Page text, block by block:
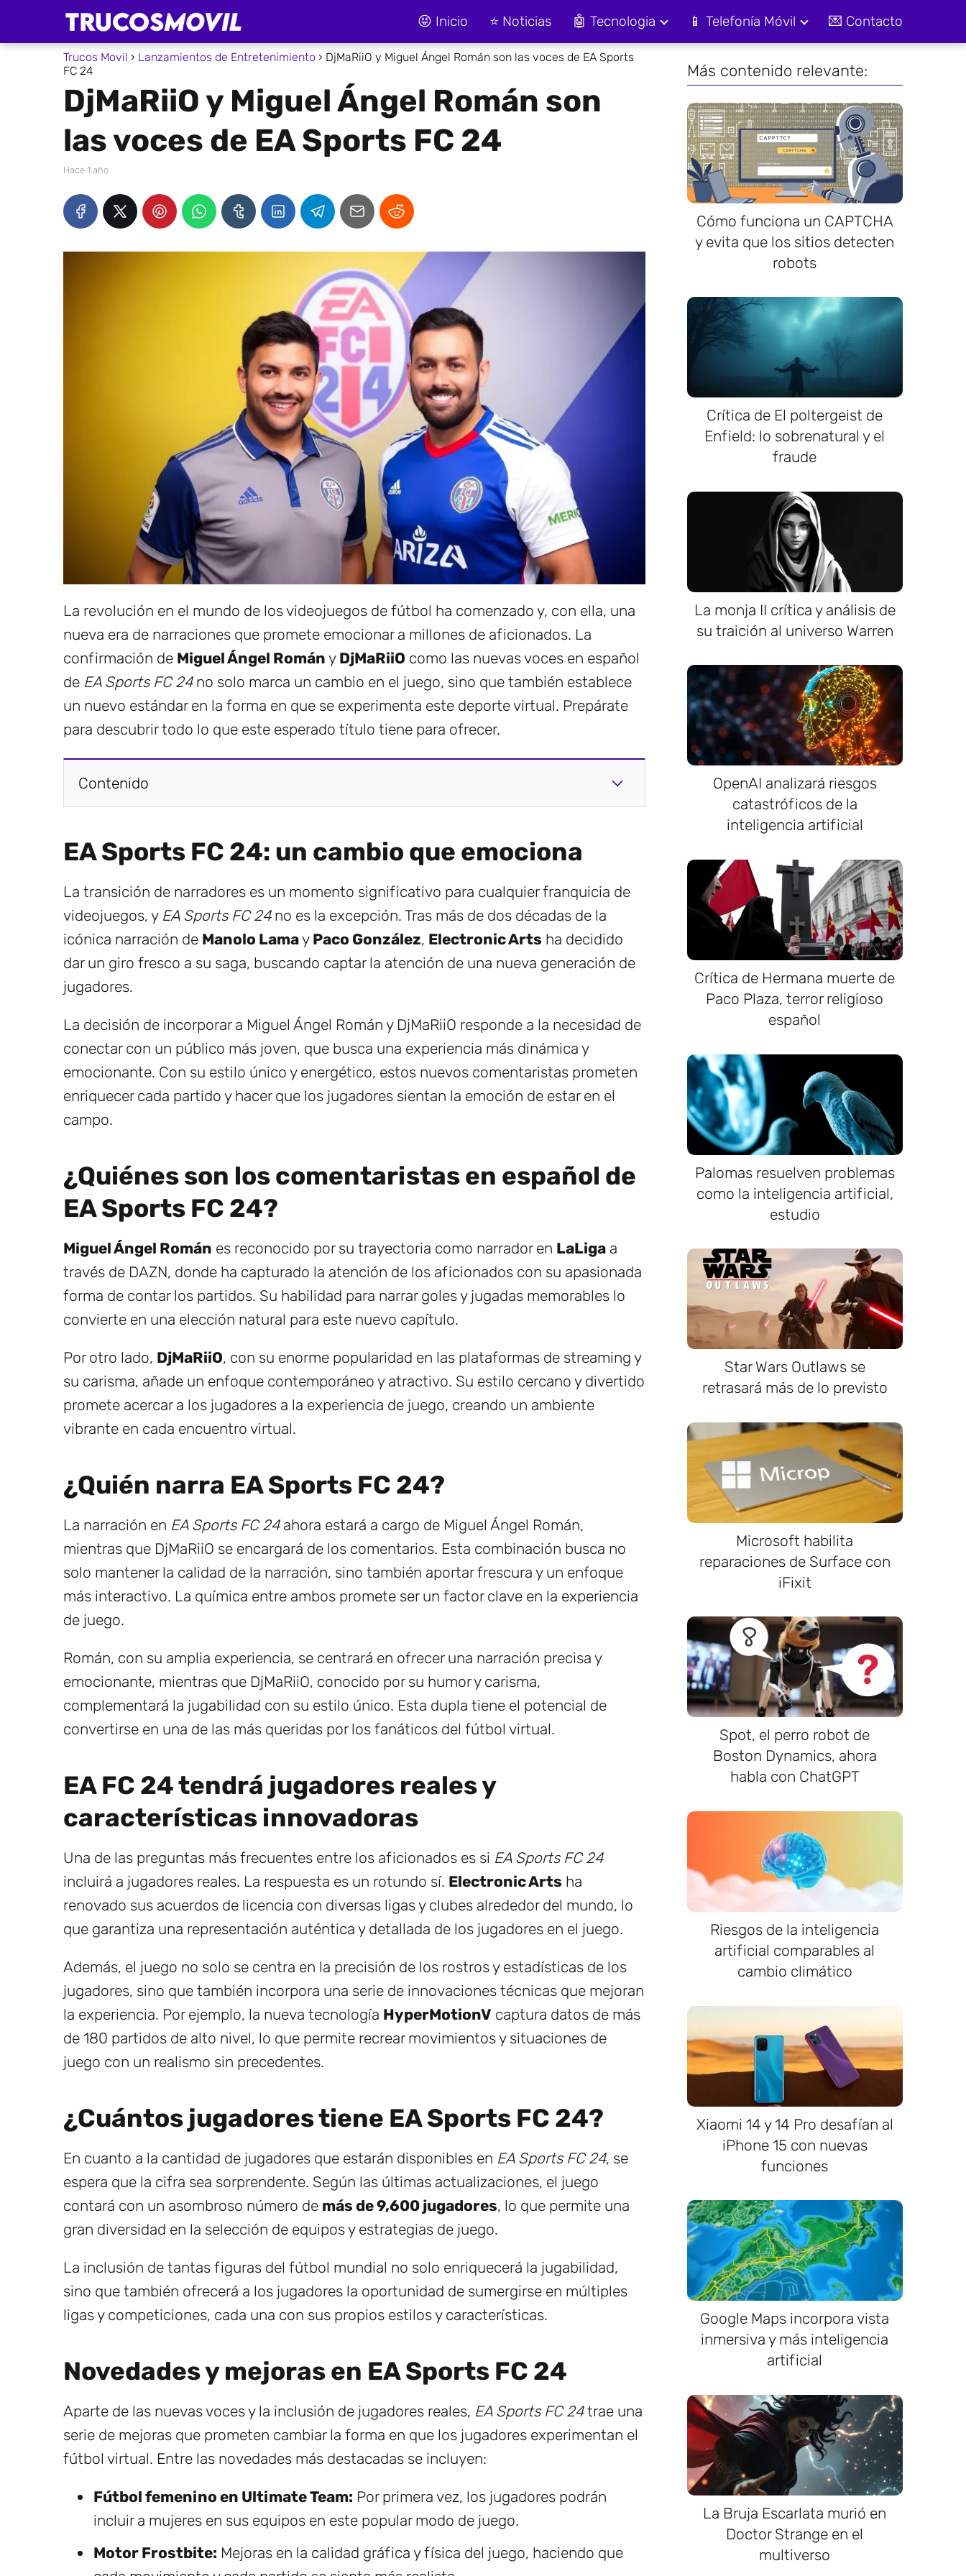
😝 Inicio ⭐ Noticias 🤖 Tecnologia 📱 Telefonía Móvil 💌 Contacto
Trucos Movil Lanzamientos de Entretenimiento
DjMaRiiO y Miguel Ángel Román son las voces de EA Sports
FC 24
DjMaRiiO y Miguel Ángel Román son
las voces de EA Sports FC 24
hace 1 año
La revolución en el mundo de los videojuegos de fútbol ha comenzado y, con ella, una
nueva era de narraciones que promete emocionar a millones de aficionados. La
confirmación de Miguel Ángel Román y DjMaRiiO como las nuevas voces en español
de EA Sports FC 24no solo marca un cambio en el juego, sino que también establece
un nuevo estándar en la forma en que se experimenta este deporte virtual. Prepárate
para descubrir todo lo que este esperado título tiene para ofrecer.
Contenido
EA Sports FC 24: un cambio que emociona
La transición de narradores es un momento significativo para cualquier franquicia de
videojuegos, y EA Sports FC 24no es la excepción. Tras más de dos décadas de la
icónica narración de Manolo Lamay Paco González, Electronic Arts ha decidido
dar un giro fresco a su saga, buscando captar la atención de una nueva generación de
jugadores.
La decisión de incorporar a Miguel Ángel Román y DjMaRiiO responde a la necesidad de
conectar con un público más joven, que busca una experiencia más dinámica y
emocionante. Con su estilo único y energético, estos nuevos comentaristas prometen
enriquecer cada partido y hacer que los jugadores sientan la emoción de estar en el
campo.
¿Quiénes son los comentaristas en español de
EA Sports FC 24?
Miguel Ángel Román es reconocido por su trayectoria como narrador en LaLiga a
través de DAZN, donde ha capturado la atención de los aficionados con su apasionada
forma de contar los partidos. Su habilidad para narrar goles y jugadas memorables lo
convierte en una elección natural para este nuevo capítulo.
Por otro lado, DjMaRiiO, con su enorme popularidad en las plataformas de streaming y
su carisma, añade un enfoque contemporáneo y atractivo. Su estilo cercano y divertido
promete acercar a los jugadores a la experiencia de juego, creando un ambiente
vibrante en cada encuentro virtual.
¿Quién narra EA Sports FC 24?
La narración en EA Sports FC 24ahora estará a cargo de Miguel Ángel Román,
mientras que DjMaRiiO se encargará de los comentarios. Esta combinación busca no
solo mantener la calidad de la narración, sino también aportar frescura y un enfoque
más interactivo. La química entre ambos promete ser un factor clave en la experiencia
de juego.
Román, con su amplia experiencia, se centrará en ofrecer una narración precisa y
emocionante, mientras que DjMaRiiO, conocido por su humor y carisma,
complementará la jugabilidad con su estilo único. Esta dupla tiene el potencial de
convertirse en una de las más queridas por los fanáticos del fútbol virtual.
EA FC 24 tendrá jugadores reales y
características innovadoras
Una de las preguntas más frecuentes entre los aficionados es si EA Sports FC 24
incluirá a jugadores reales. La respuesta es un rotundo sí. Electronic Arts ha
renovado sus acuerdos de licencia con diversas ligas y clubes alrededor del mundo, lo
que garantiza una representación auténtica y detallada de los jugadores en el juego.
Además, el juego no solo se centra en la precisión de los rostros y estadísticas de los
jugadores, sino que también incorpora una serie de innovaciones técnicas que mejoran
la experiencia. Por ejemplo, la nueva tecnología HyperMotionV captura datos de más
de 180 partidos de alto nivel, lo que permite recrear movimientos y situaciones de
juego con un realismo sin precedentes.
¿Cuántos jugadores tiene EA Sports FC 24?
En cuanto a la cantidad de jugadores que estarán disponibles en EA Sports FC 24, se
espera que la cifra sea sorprendente. Según las últimas actualizaciones, el juego
contará con un asombroso número de más de 9,600 jugadores, lo que permite una
gran diversidad en la selección de equipos y estrategias de juego.
La inclusión de tantas figuras del fútbol mundial no solo enriquecerá la jugabilidad,
sino que también ofrecerá a los jugadores la oportunidad de sumergirse en múltiples
ligas y competiciones, cada una con sus propios estilos y características.
Novedades y mejoras en EA Sports FC 24
Aparte de las nuevas voces y la inclusión de jugadores reales, EA Sports FC 24trae una
serie de mejoras que prometen cambiar la forma en que los jugadores experimentan el
fútbol virtual. Entre las novedades más destacadas se incluyen:
Fútbol femenino en Ultimate Team: Por primera vez, los jugadores podrán
incluir a mujeres en sus equipos en este popular modo de juego.
Motor Frostbite: Mejoras en la calidad gráfica y física del juego, haciendo que
Más contenido relevante:
Cómo funciona un CAPTCHA
y evita que los sitios detecten
robots
Crítica de El poltergeist de
Enfield: lo sobrenatural y el
fraude
La monja II crítica y análisis de
su traición al universo Warren
OpenAI analizará riesgos
catastróficos de la
inteligencia artificial
Crítica de Hermana muerte de
Paco Plaza, terror religioso
español
Palomas resuelven problemas
como la inteligencia artificial,
estudio
Star Wars Outlaws se
retrasará más de lo previsto
Microsoft habilita
reparaciones de Surface con
iFixit
Spot, el perro robot de
Boston Dynamics, ahora
habla con ChatGPT
Riesgos de la inteligencia
artificial comparables al
cambio climático
Xiaomi 14 y 14 Pro desafían al
iPhone 15 con nuevas
funciones
Google Maps incorpora vista
inmersiva y más inteligencia
artificial
La Bruja Escarlata murió en
Doctor Strange en el
multiverso